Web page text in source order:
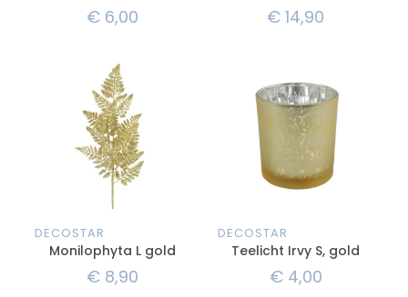
€ 6,00 € 14,90
DECOSTAR
Monilophyta L gold
€ 8,90
DECOSTAR
Teelicht Irvy S, gold
€4,00